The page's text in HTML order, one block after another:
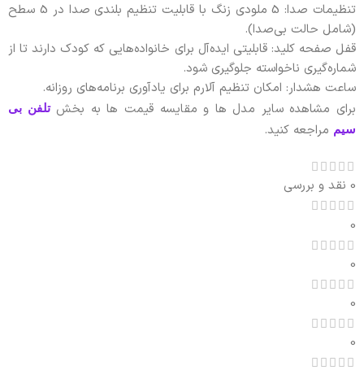
تنظیمات صدا: 5 ملودی زنگ با قابلیت تنظیم بلندی صدا در 5 سطح
(شامل حالت بی‌صدا).
قفل صفحه کلید: قابلیتی ایده‌آل برای خانواده‌هایی که کودک دارند تا از
شماره‌گیری ناخواسته جلوگیری شود.
ساعت هشدار: امکان تنظیم آلارم برای یادآوری برنامه‌های روزانه.
برای مشاهده سایر مدل ها و مقایسه قیمت ها به بخشتلفن بی
سیم مراجعه کنید.
0 نقد و بررسی
0
0
0
0